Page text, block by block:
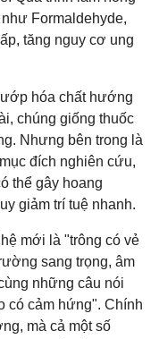
Formaldehyde,
tăng nguy cơ ung
hóa chất hướng
chúng giống thuốc
Nhưng bên trong là
đích nghiên cứu,
thể gây hoang
giảm trí tuệ nhanh.
mới là "trông có vẻ
sang trọng, âm
những câu nói
có cảm hứng". Chính
mà cả một số